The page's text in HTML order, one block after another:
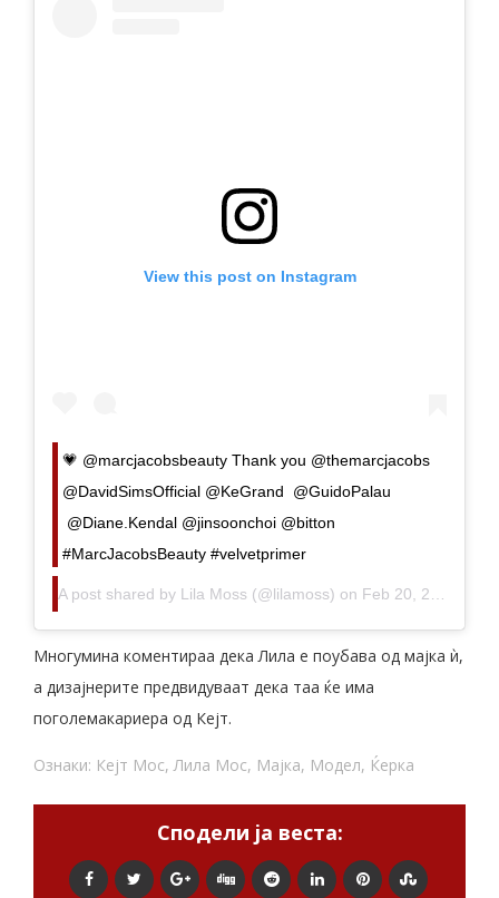
View this post on Instagram
💗 @marcjacobsbeauty Thank you @themarcjacobs
@DavidSimsOfficial @KeGrand @GuidoPalau
@Diane.Kendal @jinsoonchoi @bitton
#MarcJacobsBeauty #velvetprimer
A post shared by Lila Moss (@lilamoss) on Feb 20, 2019 at 10:41am PST
Многумина коментираа дека Лила е поубава од мајка ѝ,
а дизајнерите предвидуваат дека таа ќе има
поголемакариера од Кејт.
Ознаки: Кејт Мос, Лила Мос, Мајка, Модел, Ќерка
Сподели ја веста: